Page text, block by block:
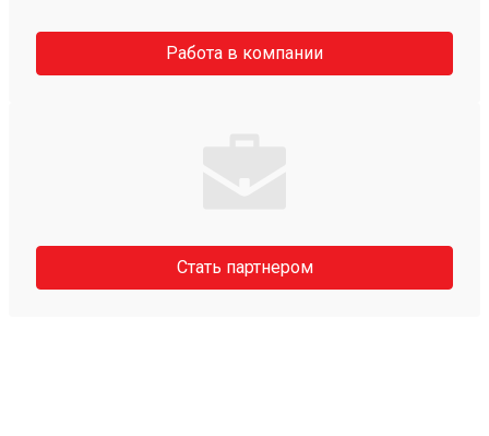
Работа в компании
Стать партнером